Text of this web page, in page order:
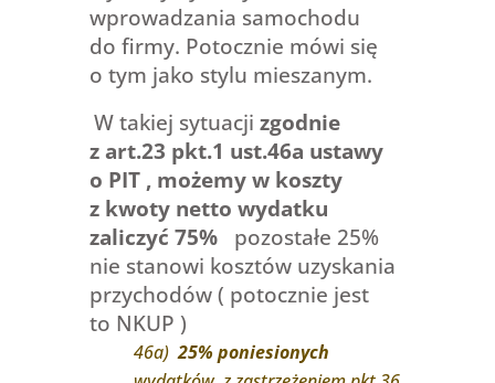
wprowadzania samochodu
do firmy. Potocznie mówi się
o tym jako stylu mieszanym.
W takiej sytuacji zgodnie
z art.23 pkt.1 ust.46a ustawy
o PIT , możemy w koszty
z kwoty netto wydatku
zaliczyć 75%
pozostałe 25%
nie stanowi kosztów uzyskania
przychodów ( potocznie jest
to NKUP )
46a)25% poniesionych